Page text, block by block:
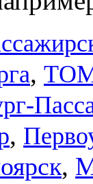
,
,
,